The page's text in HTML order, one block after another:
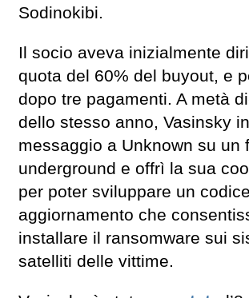
Sodinokibi.
Il socio aveva inizialmente
quota del 60% del buyout, e
dopo tre pagamenti. A metà
dello stesso anno, Vasinsky
messaggio a Unknown su un
underground e offrì la sua
per poter sviluppare un
aggiornamento che
installare il ransomware sui
satelliti delle vittime.